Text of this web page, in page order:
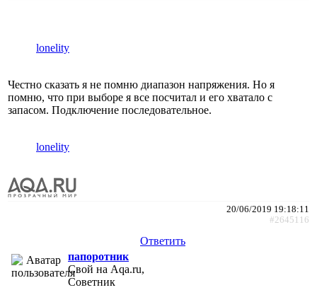
lonelity
Честно сказать я не помню диапазон напряжения. Но я
помню, что при выборе я все посчитал и его хватало с
запасом. Подключение последовательное.
lonelity
20/06/2019 19:18:11
#2645116
Ответить
папоротник
Свой на Aqa.ru,
Советник